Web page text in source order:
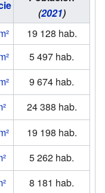
(2021)
19 128 hab.
5 497 hab.
9 674 hab.
24 388 hab.
19 198 hab.
5 262 hab.
8 181 hab.